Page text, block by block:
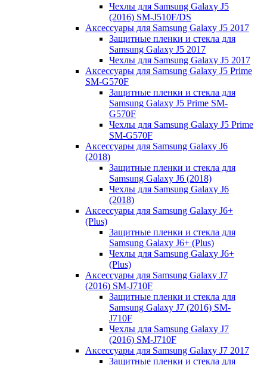
Чехлы для Samsung Galaxy J5
(2016) SM-J510F/DS
Аксессуары для Samsung Galaxy J5 2017
Защитные пленки и стекла для
Samsung Galaxy J5 2017
Чехлы для Samsung Galaxy J5 2017
Аксессуары для Samsung Galaxy J5 Prime
SM-G570F
Защитные пленки и стекла для
Samsung Galaxy J5 Prime SM-
G570F
Чехлы для Samsung Galaxy J5 Prime
SM-G570F
Аксессуары для Samsung Galaxy J6
(2018)
Защитные пленки и стекла для
Samsung Galaxy J6 (2018)
Чехлы для Samsung Galaxy J6
(2018)
Аксессуары для Samsung Galaxy J6+
(Plus)
Защитные пленки и стекла для
Samsung Galaxy J6+ (Plus)
Чехлы для Samsung Galaxy J6+
(Plus)
Аксессуары для Samsung Galaxy J7
(2016) SM-J710F
Защитные пленки и стекла для
Samsung Galaxy J7 (2016) SM-
J710F
Чехлы для Samsung Galaxy J7
(2016) SM-J710F
Аксессуары для Samsung Galaxy J7 2017
Защитные пленки и стекла для